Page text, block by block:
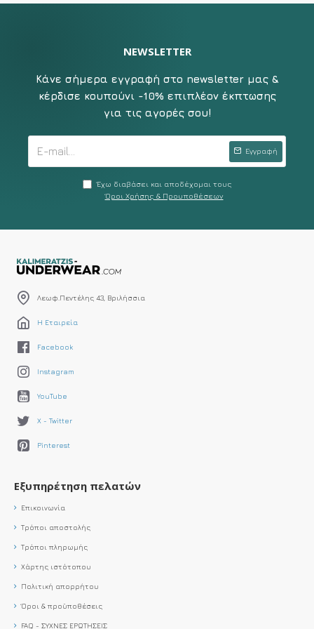
NEWSLETTER
Κάνε σήμερα εγγραφή στο newsletter μας &
κέρδισε κουπούνι -10% επιπλέον έκπτωσης
για τις αγορές σου!
Εγγραφή
Έχω διαβάσει και αποδέχομαι τους
Όροι Χρήσης & Προυποθέσεων
Λεωφ.Πεντέλης 43, Βριλήσσια
Η Εταιρεία
Facebook
Instagram
YouTube
X - Twitter
Pinterest
Εξυπηρέτηση πελατών
Επικοινωνία
Τρόποι αποστολής
Τρόποι πληρωμής
Χάρτης ιστότοπου
Πολιτική απορρήτου
Όροι & προϋποθέσεις
FAQ - ΣΥΧΝΕΣ ΕΡΩΤΗΣΕΙΣ